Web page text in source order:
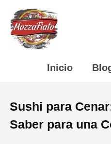
Inicio
Sushi para
Saber para una